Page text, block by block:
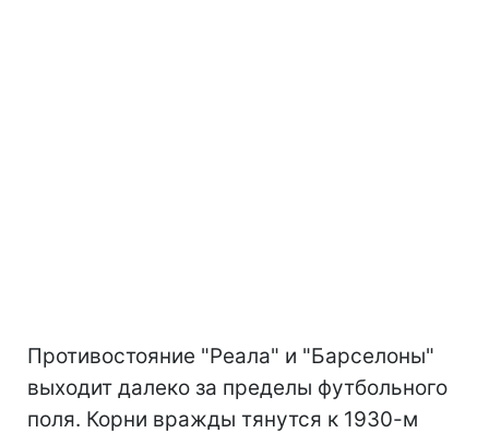
Противостояние "Реала" и "Барселоны"
выходит далеко за пределы футбольного
поля. Корни вражды тянутся к 1930-м